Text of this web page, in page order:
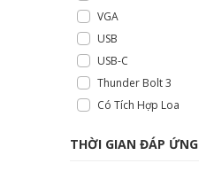
VGA
USB
USB-C
Thunder Bolt 3
Có Tích Hợp Loa
THỜI GIAN ĐÁP ỨNG